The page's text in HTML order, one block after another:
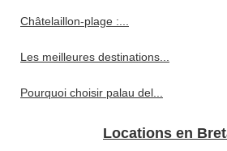
Châtelaillon-plage :...
Les meilleures destinations...
Pourquoi choisir palau del...
Locations en